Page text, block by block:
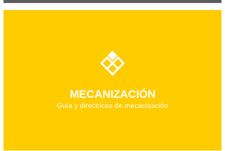
MECANIZACIÓN
Guía y directrices de mecanización